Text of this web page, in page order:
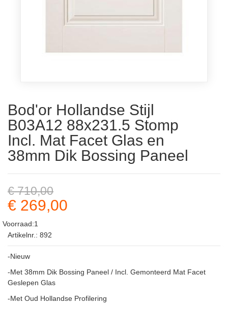
Bod'or Hollandse Stijl
B03A12 88x231.5 Stomp
Incl. Mat Facet Glas en
38mm Dik Bossing Paneel
€ 710,00
€ 269,00
Voorraad:1
Artikelnr.: 892
-Nieuw
-Met 38mm Dik Bossing Paneel / Incl. Gemonteerd Mat Facet
Geslepen Glas
-Met Oud Hollandse Profilering